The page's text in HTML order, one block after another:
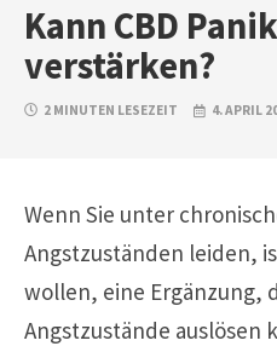
Kann CBD
verstärken?
2 MINUTEN LESEZEIT 4. APRIL
Wenn Sie unter
Angstzuständen leiden,
wollen, eine Ergänzung,
Angstzustände auslösen